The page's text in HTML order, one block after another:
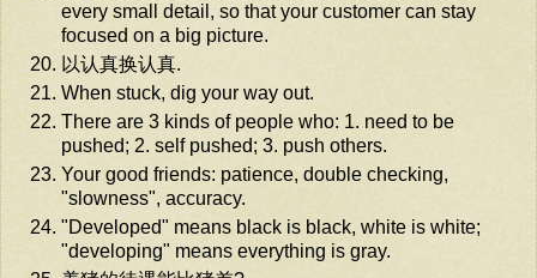
every small detail, so that your customer can stay
focused on a big picture.
以认真换认真.
When stuck, dig your way out.
There are 3 kinds of people who: 1. need to be
pushed; 2. self pushed; 3. push others.
Your good friends: patience, double checking,
"slowness", accuracy.
"Developed" means black is black, white is white;
"developing" means everything is gray.